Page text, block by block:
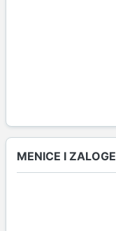
MENICE I ZALOGE